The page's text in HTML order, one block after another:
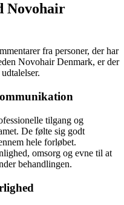
Novohair
fra personer, der har
Novohair Denmark, er der
tilgang og
De følte sig godt
hele forløbet.
omsorg og evne til at
behandlingen.